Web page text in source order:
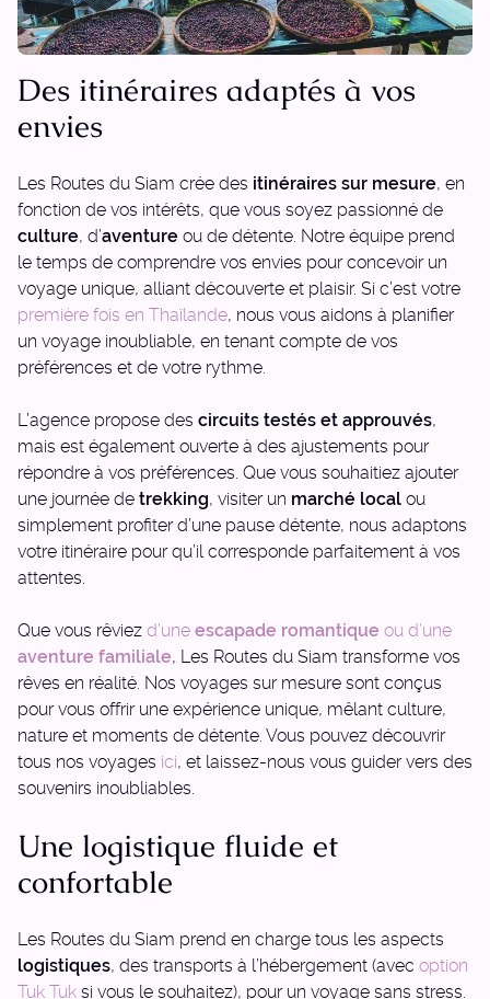
Des itinéraires adaptés à vos
envies
Les Routes du Siam crée des itinéraires sur mesure, en
fonction de vos intérêts, que vous soyez passionné de
culture, d’aventure ou de détente. Notre équipe prend
le temps de comprendre vos envies pour concevoir un
voyage unique, alliant découverte et plaisir. Si c’est votre
première fois en Thaïlande, nous vous aidons à planifier
un voyage inoubliable, en tenant compte de vos
préférences et de votre rythme.
L’agence propose des circuits testés et approuvés,
mais est également ouverte à des ajustements pour
répondre à vos préférences. Que vous souhaitiez ajouter
une journée de trekking, visiter un marché local ou
simplement profiter d’une pause détente, nous adaptons
votre itinéraire pour qu’il corresponde parfaitement à vos
attentes.
Que vous rêviez d’une escapade romantique ou d’une
aventure familiale, Les Routes du Siam transforme vos
rêves en réalité. Nos voyages sur mesure sont conçus
pour vous offrir une expérience unique, mêlant culture,
nature et moments de détente. Vous pouvez découvrir
tous nos voyages ici, et laissez-nous vous guider vers des
souvenirs inoubliables.
Une logistique fluide et
confortable
Les Routes du Siam prend en charge tous les aspects
logistiques, des transports à l’hébergement (avec option
Tuk Tuk si vous le souhaitez), pour un voyage sans stress.